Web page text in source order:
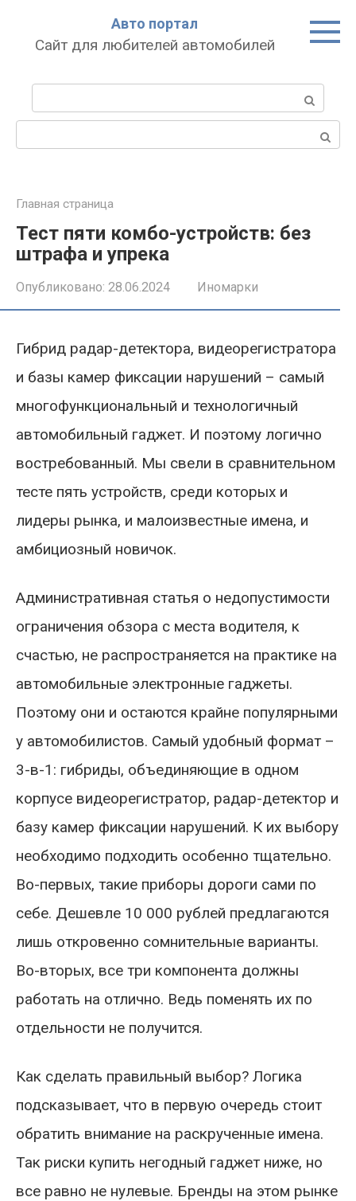
Авто портал
Сайт для любителей автомобилей
Главная страница
Тест пяти комбо-устройств: без
штрафа и упрека
Опубликовано: 28.06.2024 Иномарки
Гибрид радар-детектора, видеорегистратора
и базы камер фиксации нарушений – самый
многофункциональный и технологичный
автомобильный гаджет. И поэтому логично
востребованный. Мы свели в сравнительном
тесте пять устройств, среди которых и
лидеры рынка, и малоизвестные имена, и
амбициозный новичок.
Административная статья о недопустимости
ограничения обзора с места водителя, к
счастью, не распространяется на практике на
автомобильные электронные гаджеты.
Поэтому они и остаются крайне популярными
у автомобилистов. Самый удобный формат –
3-в-1: гибриды, объединяющие в одном
корпусе видеорегистратор, радар-детектор и
базу камер фиксации нарушений. К их выбору
необходимо подходить особенно тщательно.
Во-первых, такие приборы дороги сами по
себе. Дешевле 10 000 рублей предлагаются
лишь откровенно сомнительные варианты.
Во-вторых, все три компонента должны
работать на отлично. Ведь поменять их по
отдельности не получится.
Как сделать правильный выбор? Логика
подсказывает, что в первую очередь стоит
обратить внимание на раскрученные имена.
Так риски купить негодный гаджет ниже, но
все равно не нулевые. Бренды на этом рынке